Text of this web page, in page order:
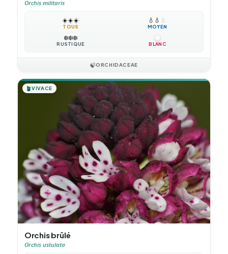
Orchis militaris
☀️☀️☀️
TOUS
💧 💧 💧
MOYEN
❄️❄️❄️
RUSTIQUE BLANC
🍃ORCHIDACEAE
🪴VIVACE
Orchis brûlé
Orchis ustulata